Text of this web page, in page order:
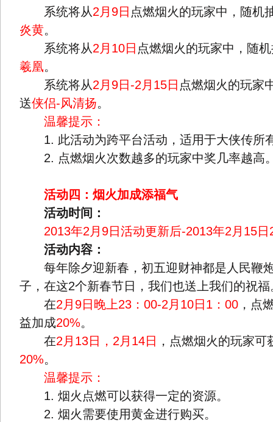
系统将从2月9日 点燃烟火的玩家中，随机
炎黄。
系统将从2月10日 点燃烟火的玩家中，随
羲凰。
系统将从2月9日-2月15日 点燃烟火的玩家
送侠侣-风清扬。
温馨提示：
1. 此活动为跨平台活动，适用于大侠传所
2. 点燃烟火次数越多的玩家中奖几率越高
活动四：烟火加成添福气
活动时间：
2013年2月9日活动更新后-2013年2月15日
活动内容：
每年除夕迎新春，初五迎财神都是人民鞭
子，在这2个新春节日，我们也送上我们的祝福
在2月9日晚上23：00-2月10日1：00 ，点
益加成20%。
在2月13日，2月14日
，点燃烟火的玩家
20%。
温馨提示：
1. 烟火点燃可以获得一定的资源。
2. 烟火需要使用黄金进行购买。